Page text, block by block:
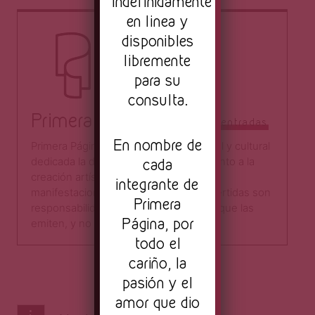
Primera Página es una plataforma digital y cultural
dedicada la difusión, la crítica y el fomento a la
creación artística a través de distintas
manifestaciones. Las opiniones aquí vertidas son
responsabilidad directa de los autores que las
emiten, y no del sitio como tal.​
en linea y
disponibles
libremente
para su
consulta.
En nombre de
cada
integrante de
Primera
Página, por
todo el
cariño, la
pasión y el
amor que dio